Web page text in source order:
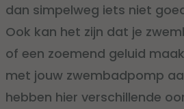
dan simpelweg iets niet
Ook kan het zijn dat je
of een zoemend geluid
met jouw zwembadpomp
hebben hier verschillende